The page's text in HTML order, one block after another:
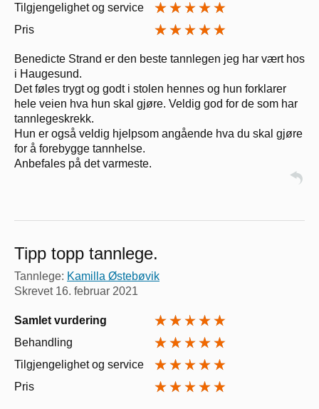
Tilgjengelighet og service
Pris
Benedicte Strand er den beste tannlegen jeg har vært hos
i Haugesund.
Det føles trygt og godt i stolen hennes og hun forklarer
hele veien hva hun skal gjøre. Veldig god for de som har
tannlegeskrekk.
Hun er også veldig hjelpsom angående hva du skal gjøre
for å forebygge tannhelse.
Anbefales på det varmeste.
Tipp topp tannlege.
Tannlege: Kamilla Østebøvik
Skrevet 16. februar 2021
Samlet vurdering
Behandling
Tilgjengelighet og service
Pris